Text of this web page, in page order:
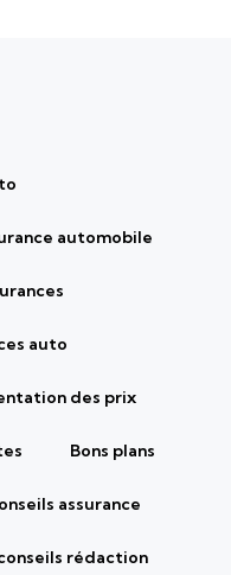
automobile
auto
des prix
Bons plans
assurance
rédaction